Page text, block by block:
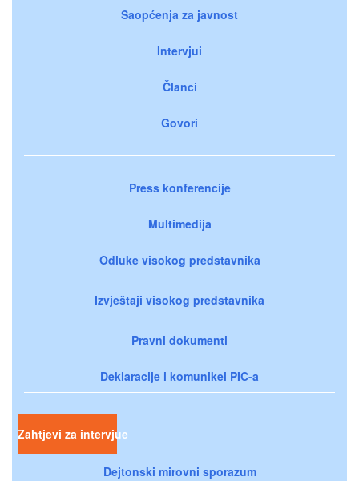
Saopćenja za javnost
Intervjui
Članci
Govori
Press konferencije
Multimedija
Odluke visokog predstavnika
Izvještaji visokog predstavnika
Pravni dokumenti
Deklaracije i komunikei PIC-a
Zahtjevi za intervjue
Dejtonski mirovni sporazum